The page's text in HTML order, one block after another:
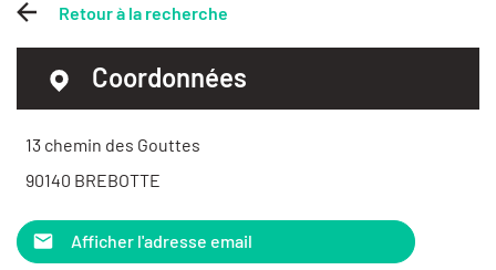
Retour à la recherche
Coordonnées
13 chemin des Gouttes
90140 BREBOTTE
Afficher l'adresse email